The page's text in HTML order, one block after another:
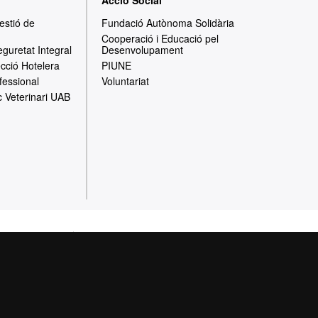
de
Integral
Hotelera
Veterinari UAB
Fundació Autònoma Solidària
Cooperació i Educació pel
Desenvolupament
PIUNE
Voluntariat